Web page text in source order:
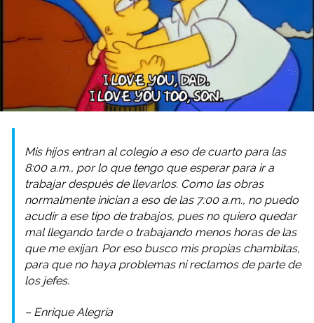
Mis hijos entran al colegio a eso de cuarto para las
8:00 a.m., por lo que tengo que esperar para ir a
trabajar después de llevarlos. Como las obras
normalmente inician a eso de las 7:00 a.m., no puedo
acudir a ese tipo de trabajos, pues no quiero quedar
mal llegando tarde o trabajando menos horas de las
que me exijan. Por eso busco mis propias chambitas,
para que no haya problemas ni reclamos de parte de
los jefes.
– Enrique Alegría